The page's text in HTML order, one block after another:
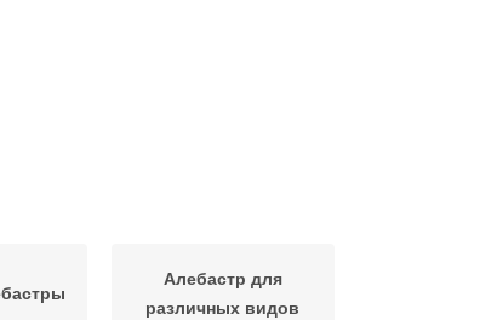
Алебастр для
различных видов